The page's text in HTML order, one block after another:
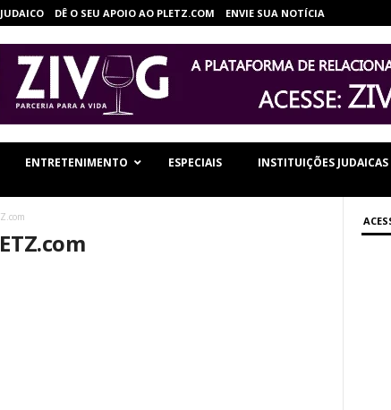
DÊ O SEU APOIO AO PLETZ.COM ENVIE SUA NOTÍCIA
ENTRETENIMENTO ESPECIAIS INSTITUIÇÕES JUDAICAS